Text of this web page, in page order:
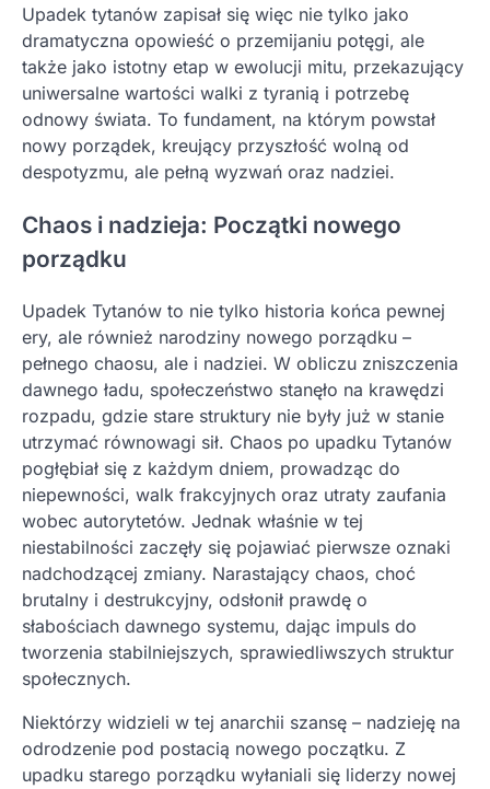
Upadek tytanów zapisał się więc nie tylko jako
dramatyczna opowieść o przemijaniu potęgi, ale
także jako istotny etap w ewolucji mitu, przekazujący
uniwersalne wartości walki z tyranią i potrzebę
odnowy świata. To fundament, na którym powstał
nowy porządek, kreujący przyszłość wolną od
despotyzmu, ale pełną wyzwań oraz nadziei.
Chaos i nadzieja: Początki nowego
porządku
Upadek Tytanów to nie tylko historia końca pewnej
ery, ale również narodziny nowego porządku –
pełnego chaosu, ale i nadziei. W obliczu zniszczenia
dawnego ładu, społeczeństwo stanęło na krawędzi
rozpadu, gdzie stare struktury nie były już w stanie
utrzymać równowagi sił. Chaos po upadku Tytanów
pogłębiał się z każdym dniem, prowadząc do
niepewności, walk frakcyjnych oraz utraty zaufania
wobec autorytetów. Jednak właśnie w tej
niestabilności zaczęły się pojawiać pierwsze oznaki
nadchodzącej zmiany. Narastający chaos, choć
brutalny i destrukcyjny, odsłonił prawdę o
słabościach dawnego systemu, dając impuls do
tworzenia stabilniejszych, sprawiedliwszych struktur
społecznych.
Niektórzy widzieli w tej anarchii szansę – nadzieję na
odrodzenie pod postacią nowego początku. Z
upadku starego porządku wyłaniali się liderzy nowej